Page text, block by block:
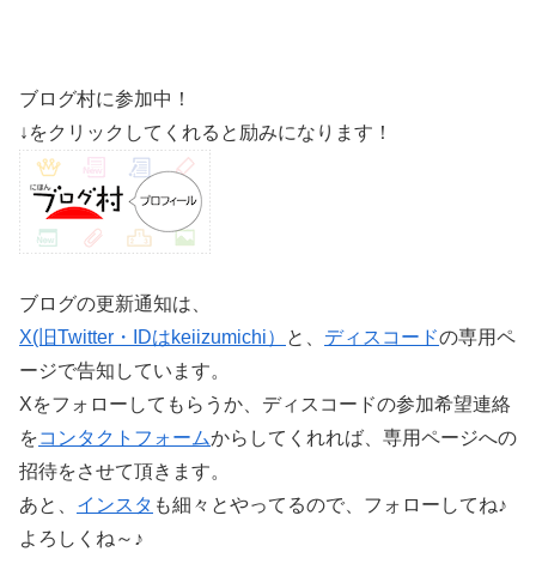
ブログ村に参加中！
↓をクリックしてくれると励みになります！
ブログの更新通知は、
X(旧Twitter・IDはkeiizumichi）
と、 ディスコードの専用ペ
ージで告知しています。
Xをフォローしてもらうか、ディスコードの参加希望連絡
をコンタクトフォームからしてくれれば、専用ページへの
招待をさせて頂きます。
あと、 インスタ も細々とやってるので、フォローしてね♪
よろしくね～♪